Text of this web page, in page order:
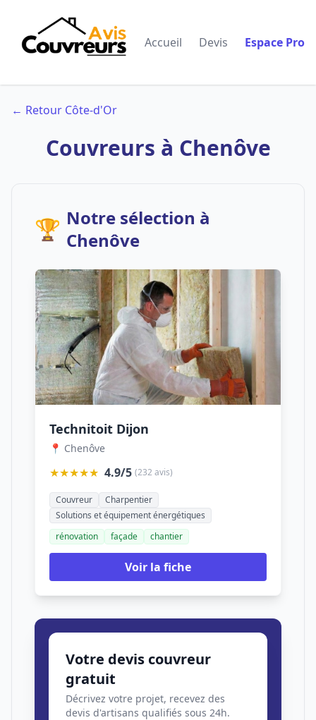
Accueil Devis Espace Pro
← Retour Côte-d'Or
Couvreurs à Chenôve
🏆 Notre sélection à
Chenôve
Technitoit Dijon
📍 Chenôve
★★★★★ 4.9/5 (232 avis)
Couvreur
Charpentier
Solutions et équipement énergétiques
rénovation
façade chantier
Voir la fiche
Votre devis couvreur
gratuit
Décrivez votre projet, recevez des
devis d'artisans qualifiés sous 24h.